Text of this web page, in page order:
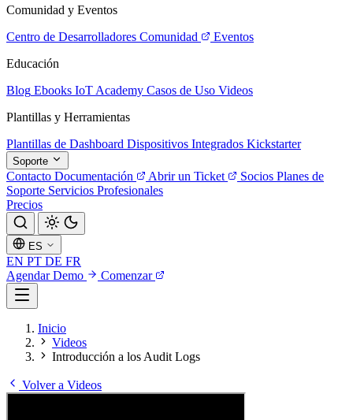
Comunidad y Eventos
Centro de Desarrolladores Comunidad
Eventos
Educación
Blog Ebooks IoT Academy Casos de Uso Videos
Plantillas y Herramientas
Plantillas de Dashboard Dispositivos Integrados Kickstarter
Soporte
Contacto Documentación Abrir un Ticket Socios Planes de
Soporte Servicios Profesionales
Precios
ES
EN PT DE FR
Agendar Demo
Comenzar
Inicio
Videos
Introducción a los Audit Logs
Volver a Videos